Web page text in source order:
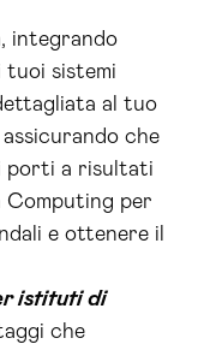
integrando
tuoi sistemi
al tuo
che
porti a risultati
per
e ottenere il
istituti di
che